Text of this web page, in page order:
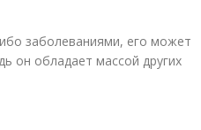
заболеваниями, его может
он обладает массой других